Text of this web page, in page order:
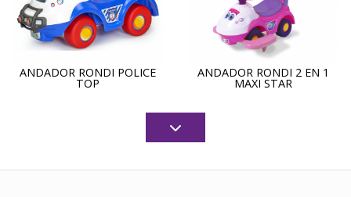
ANDADOR RONDI POLICE
TOP
ANDADOR RONDI 2 EN 1
MAXI STAR